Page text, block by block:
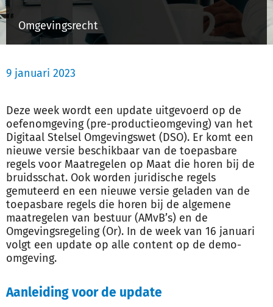
Omgevingsrecht
9 januari 2023
Deze week wordt een update uitgevoerd op de
oefenomgeving (pre-productieomgeving) van het
Digitaal Stelsel Omgevingswet (DSO). Er komt een
nieuwe versie beschikbaar van de toepasbare
regels voor Maatregelen op Maat die horen bij de
bruidsschat. Ook worden juridische regels
gemuteerd en een nieuwe versie geladen van de
toepasbare regels die horen bij de algemene
maatregelen van bestuur (AMvB’s) en de
Omgevingsregeling (Or). In de week van 16 januari
volgt een update op alle content op de demo-
omgeving.
Aanleiding voor de update